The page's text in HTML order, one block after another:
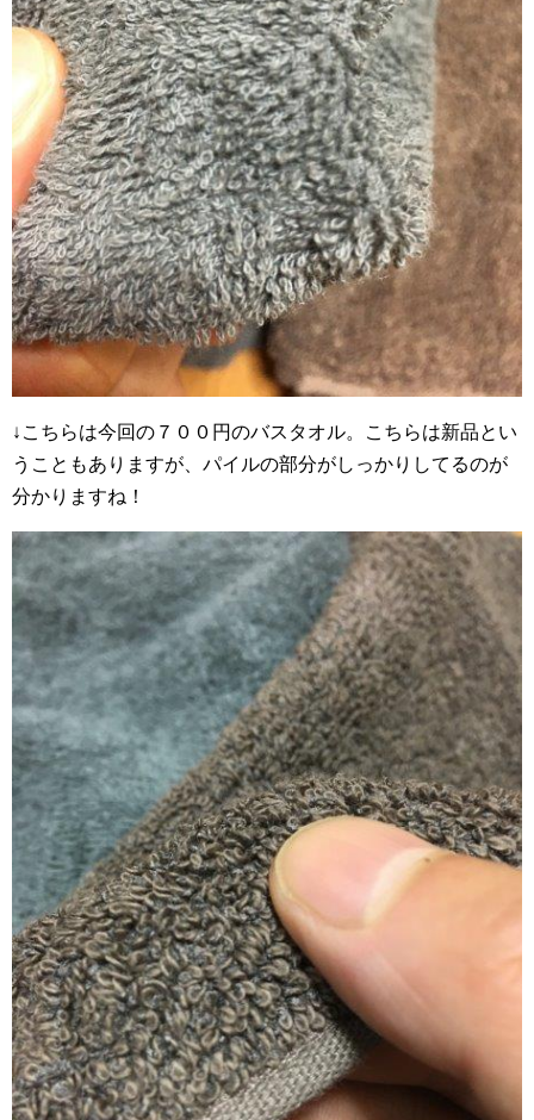
↓こちらは今回の７００円のバスタオル。こちらは新品とい
うこともありますが、パイルの部分がしっかりしてるのが
分かりますね！